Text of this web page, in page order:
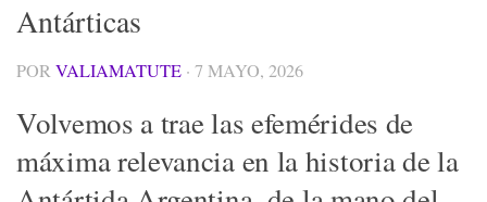
Antárticas
POR VALIAMATUTE · 7 MAYO, 2026
Volvemos a trae las efemérides de
máxima relevancia en la historia de la